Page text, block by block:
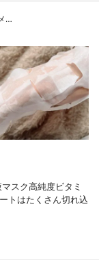
…
スク高純度ビタミ
トはたくさん切れ込